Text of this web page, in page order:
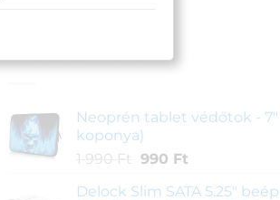
Akciós termékek
Neoprén tablet védőtok - 7"
koponya)
1 990 Ft Original
was:
990 FtCurrent
is:
Delock Slim SATA 5.25"